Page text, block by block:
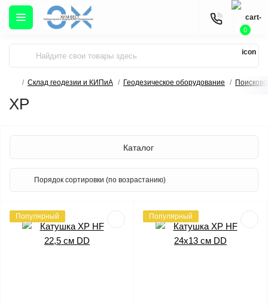
0
Склад геодезии и КИПиА Геодезическое оборудование
XP
Каталог
Популярный Популярный